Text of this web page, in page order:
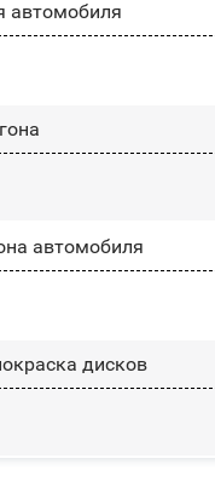
автомобиля
автомобиля
дисков